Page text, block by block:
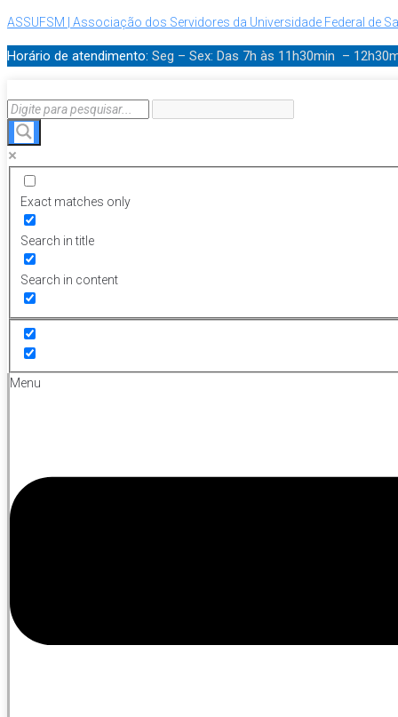
ASSUFSM | Associação dos Servidores da Universidade Federal de
Horário de atendimento: Seg – Sex: Das 7h às 11h30min –
Exact matches only
Search in title
Search in content
Menu